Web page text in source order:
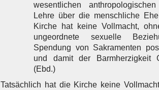
wesentlichen
Lehre über die menschliche
Kirche hat keine Vollmacht,
ungeordnete sexuelle
Spendung von Sakramenten
und damit der Barmherzigkeit
(Ebd.)
Tatsächlich hat die Kirche keine